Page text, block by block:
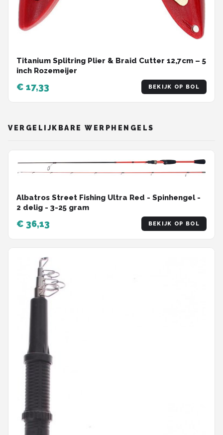
Titanium Splitring Plier & Braid Cutter 12,7cm – 5
inch Rozemeijer
€ 17,33 BEKIJK OP BOL
VERGELIJKBARE WERPHENGELS
Albatros Street Fishing Ultra Red - Spinhengel -
2 delig - 3-25 gram
€ 36,13 BEKIJK OP BOL